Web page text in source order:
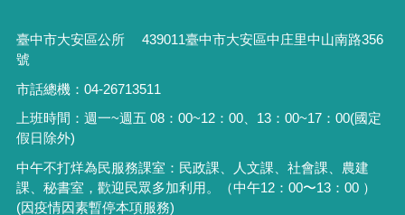
臺中市大安區公所 439011臺中市大安區中庄里中山南路356
號
市話總機：04-26713511
上班時間：週一~週五 08：00~12：00、13：00~17：00(國定
假日除外)
中午不打烊為民服務課室：民政課、人文課、社會課、農建
課、秘書室，歡迎民眾多加利用。（中午12：00〜13：00 ）
(因疫情因素暫停本項服務)